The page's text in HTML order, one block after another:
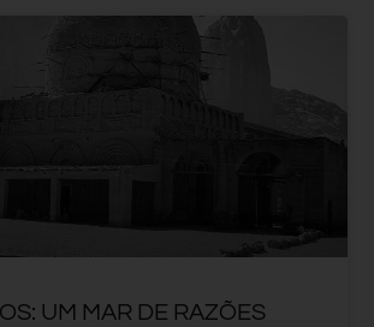
UM MAR DE RAZÕES